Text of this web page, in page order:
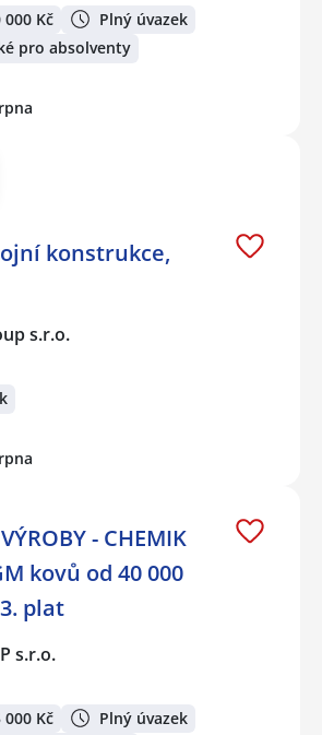
000 Kč
Plný úvazek
pro absolventy
konstrukce,
s.r.o.
- CHEMIK
kovů od 40 000
plat
s.r.o.
000 Kč
Plný úvazek